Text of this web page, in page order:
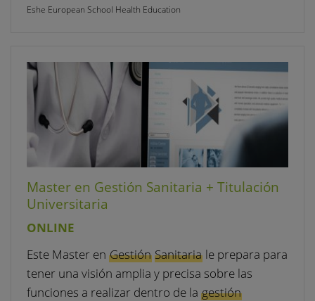
Eshe European School Health Education
Master en Gestión Sanitaria + Titulación
Universitaria
ONLINE
Este Master en Gestión Sanitaria le prepara para
tener una visión amplia y precisa sobre las
funciones a realizar dentro de la gestión